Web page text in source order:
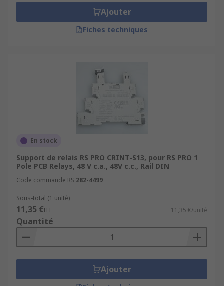
Ajouter
Fiches techniques
En stock
Support de relais RS PRO CRINT-S13, pour RS PRO 1
Pole PCB Relays, 48 V c.a., 48V c.c., Rail DIN
Code commande RS 282-4499
Sous-total (1 unité)
11,35 €HT 11,35 €/unité
Quantité
Ajouter